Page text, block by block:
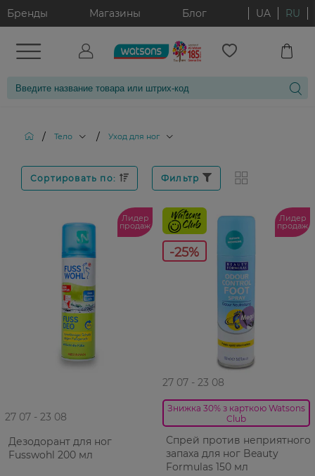
Бренды Магазины Блог UA RU
/ Тело / Уход для ног
Сортировать по: Фильтр
Лидер
продаж
27 07 - 23 08
Дезодорант для ног
Fusswohl 200 мл
-25%
Лидер
продаж
27 07 - 23 08
Знижка 30% з карткою Watsons
Club
Спрей против неприятного
запаха для ног Beauty
Formulas 150 мл